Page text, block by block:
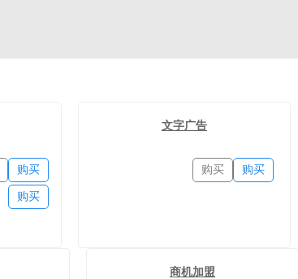
购买
购买
文字广告
购买
购买
商机加盟